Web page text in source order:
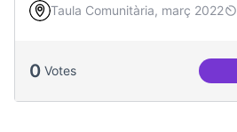
Taula Comunitària, març 2022
0 Votes